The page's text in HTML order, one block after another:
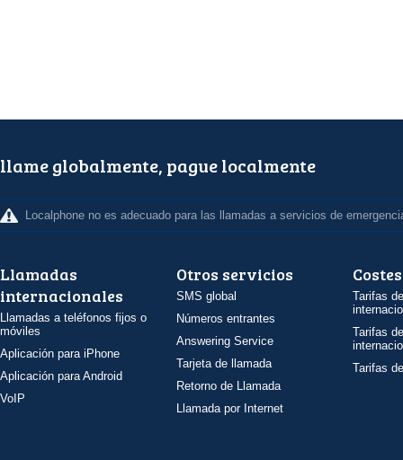
llame globalmente, pague localmente
Localphone no es adecuado para las llamadas a servicios de
Llamadas
internacionales
Llamadas a teléfonos fijos o
móviles
Aplicación para iPhone
Aplicación para Android
VoIP
Otros servicios
SMS global
Números entrantes
Answering Service
Tarjeta de llamada
Retorno de Llamada
Llamada por Internet
Costes
Tarifas
Tarifas
Tarifas